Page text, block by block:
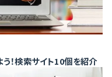
！検索サイト10個を紹介